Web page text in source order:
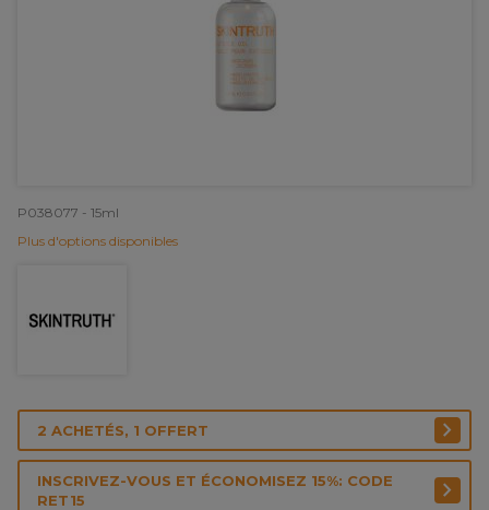
P038077 - 15ml
Plus d'options disponibles
2 ACHETÉS, 1 OFFERT
INSCRIVEZ-VOUS ET ÉCONOMISEZ 15%: CODE
RET15